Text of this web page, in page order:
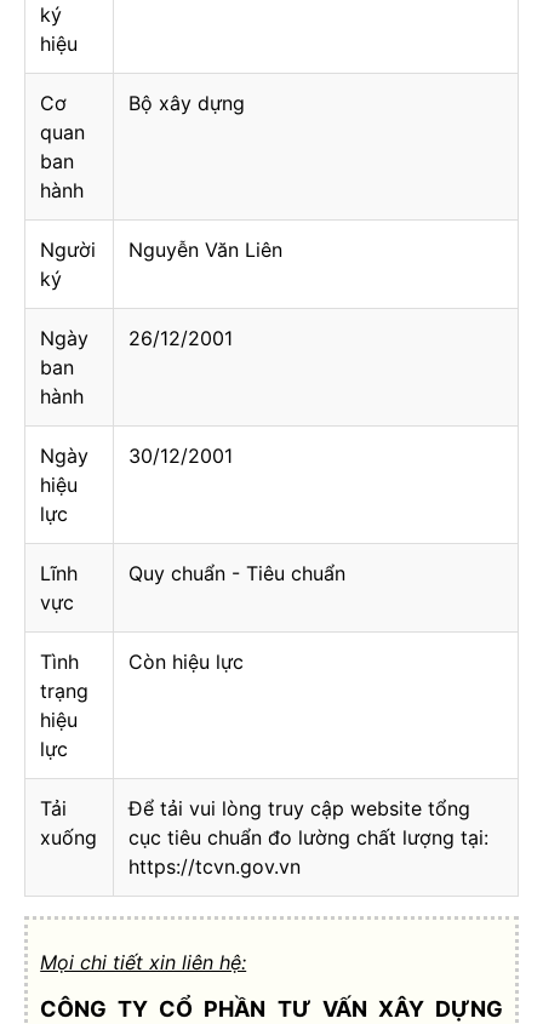
ký
hiệu
Cơ
quan
ban
hành
Bộ xây dựng
Người
ký
Nguyễn Văn Liên
Ngày
ban
hành
26/12/2001
Ngày
hiệu
lực
30/12/2001
Lĩnh
vực
Quy chuẩn - Tiêu chuẩn
Tình
trạng
hiệu
lực
Còn hiệu lực
Tải
xuống
Để tải vui lòng truy cập website tổng
cục tiêu chuẩn đo lường chất lượng tại:
https://tcvn.gov.vn
Mọi chi tiết xin liên hệ:
CÔNG TY CỔ PHẦN TƯ VẤN XÂY DỰNG